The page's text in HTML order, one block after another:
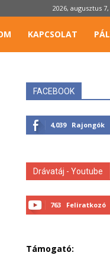
2026, augusztus
KAPCSOLAT
FACEBOOK
4,039 Rajongók
Drávatáj - Youtube
763 Feliratkozó
Támogató: